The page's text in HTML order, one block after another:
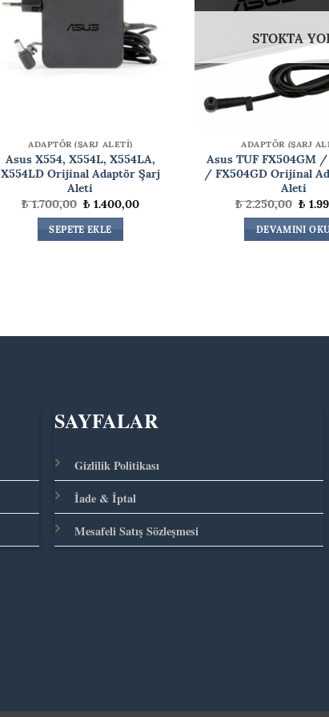
ADAPTÖR (ŞARJ ALETİ)
Asus X554, X554L, X554LA,
X554LD Orijinal Adaptör Şarj
Aleti
₺1.700,00Orijinal
fiyat:
₺ 1.700,00.
₺1.400,00Şuandaki
SEPETE EKLE
STOKTA
ADAPTÖR (ŞARJ
Asus TUF FX504GM
/ FX504GD Orijinal
Aleti
₺2.250,00fiyat:
₺
₺
DEVAMINI
SAYFALAR
Gizlilik Politikası
İade & İptal
Mesafeli Satış Sözleşmesi